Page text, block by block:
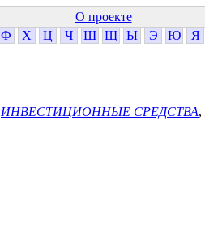
О проекте
Ф Х Ц Ч Ш Щ Ы Э Ю Я
ИНВЕСТИЦИОННЫЕ СРЕДСТВА,